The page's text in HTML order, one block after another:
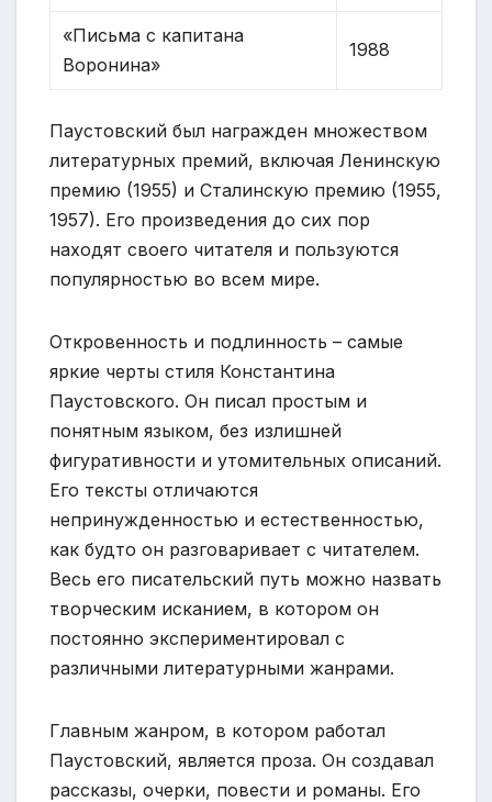
«Письма с капитана
Воронина»
1988
Паустовский был награжден множеством
литературных премий, включая Ленинскую
премию (1955) и Сталинскую премию (1955,
1957). Его произведения до сих пор
находят своего читателя и пользуются
популярностью во всем мире.
Откровенность и подлинность – самые
яркие черты стиля Константина
Паустовского. Он писал простым и
понятным языком, без излишней
фигуративности и утомительных описаний.
Его тексты отличаются
непринужденностью и естественностью,
как будто он разговаривает с читателем.
Весь его писательский путь можно назвать
творческим исканием, в котором он
постоянно экспериментировал с
различными литературными жанрами.
Главным жанром, в котором работал
Паустовский, является проза. Он создавал
рассказы, очерки, повести и романы. Его